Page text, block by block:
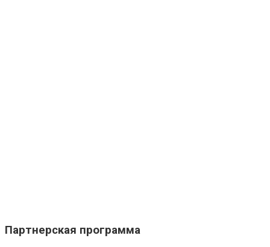
Партнерская программа